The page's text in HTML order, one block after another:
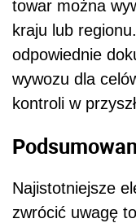
towar można
kraju lub
odpowiednie
wywozu dla
kontroli w
Najistotniejsze
zwrócić uwagę